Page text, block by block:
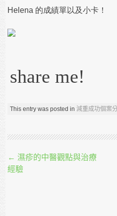
Helena 的成績單以及小卡！
share me!
This entry was posted in 減重成功個案
Post navigation
← 濕疹的中醫觀點與治療
經驗